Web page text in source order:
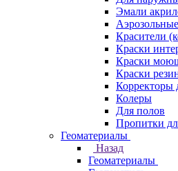
Эмали
Аэрозольные
Красители
Краски
Краски
Краски
Корректоры
Колеры
Для полов
Пропитки
Геоматериалы
Назад
Геоматериалы